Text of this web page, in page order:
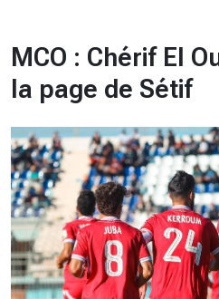
MCO : Chérif El
la page de Sétif